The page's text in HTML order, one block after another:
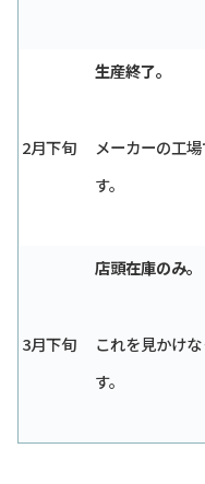
2月下旬
生産終了。
メーカーの工
す。
3月下旬
店頭在庫のみ。
これを見かけ
す。